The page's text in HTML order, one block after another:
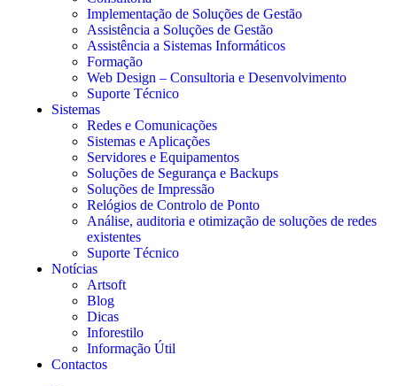
Implementação de Soluções de Gestão
Assistência a Soluções de Gestão
Assistência a Sistemas Informáticos
Formação
Web Design – Consultoria e Desenvolvimento
Suporte Técnico
Sistemas
Redes e Comunicações
Sistemas e Aplicações
Servidores e Equipamentos
Soluções de Segurança e Backups
Soluções de Impressão
Relógios de Controlo de Ponto
Análise, auditoria e otimização de soluções de redes
existentes
Suporte Técnico
Notícias
Artsoft
Blog
Dicas
Inforestilo
Informação Útil
Contactos